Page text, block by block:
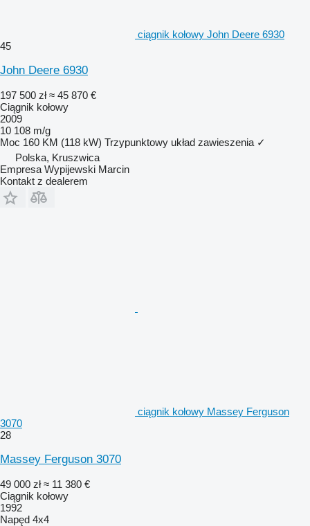
ciągnik kołowy John Deere 6930
45
John Deere 6930
197 500 zł ≈ 45 870 €
Ciągnik kołowy
2009
10 108 m/g
Moc 160 KM (118 kW) Trzypunktowy układ zawieszenia ✓
Polska, Kruszwica
Empresa Wypijewski Marcin
Kontakt z dealerem
ciągnik kołowy Massey Ferguson
3070
28
Massey Ferguson 3070
49 000 zł ≈ 11 380 €
Ciągnik kołowy
1992
Napęd 4x4